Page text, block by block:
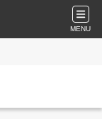
MENU